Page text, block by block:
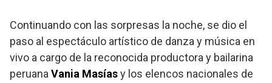
Continuando con las sorpresas la noche, se dio el
paso al espectáculo artístico de danza y música en
vivo a cargo de la reconocida productora y bailarina
peruana Vania Masíasy los elencos nacionales de